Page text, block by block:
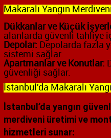
Makaralı Yangın
Dükkanlar ve Küçük
alanlarda güvenli tahliye
Depolar: Depolarda fazla
sistemi sağlar.
Apartmanlar ve Konutlar:
güvenliği sağlar.
İstanbul'da Makaralı
İstanbul’da yangın
merdiveni üretimi ve
hizmetleri sunar: